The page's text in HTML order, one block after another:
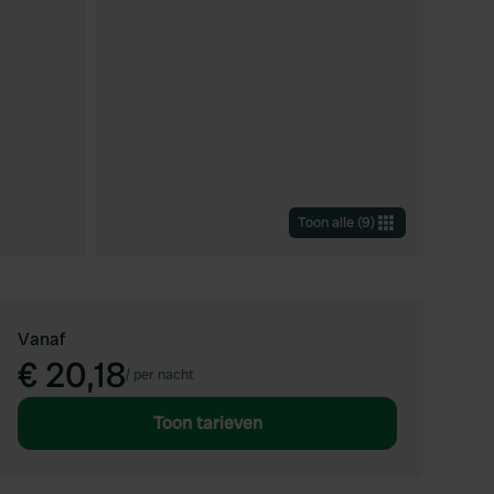
Toon alle (9)
Vanaf
€ 20,18/ per nacht
Toon tarieven